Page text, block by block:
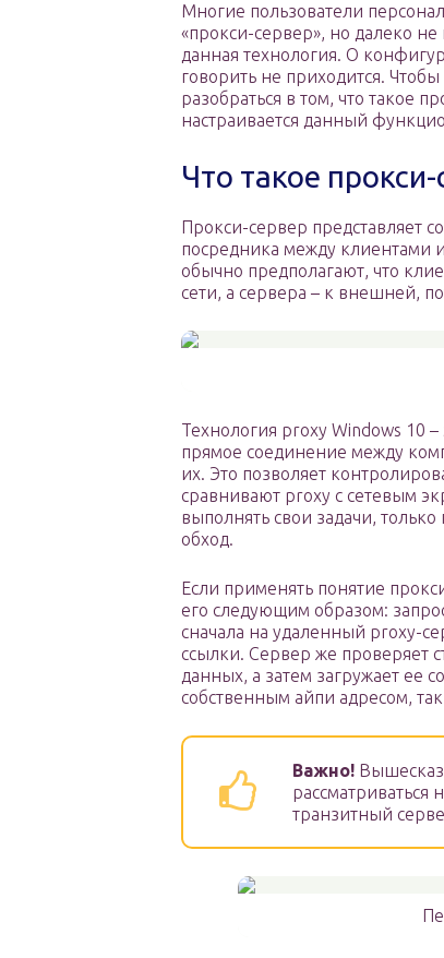
Многие пользователи
«прокси-сервер», но далеко
данная технология. О
говорить не приходится.
разобраться в том, что такое
настраивается данный
Что такое
Прокси-сервер представляет
посредника между клиентами
обычно предполагают, что
сети, а сервера – к внешней,
Технология proxy Windows 10
прямое соединение между
их. Это позволяет
сравнивают proxy с сетевым
выполнять свои задачи,
обход.
Если применять понятие
его следующим образом:
сначала на удаленный proxy-
ссылки. Сервер же проверяет
данных, а затем загружает ее
собственным айпи адресом,
Важно!
транзитный